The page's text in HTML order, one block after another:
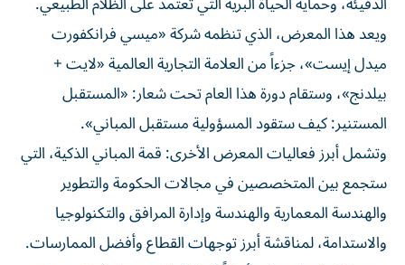
ويعد هذا المعرض، الذي تنظمه شركة «ميسي فرانكفورت
ميدل إيست»، جزءاً من العلامة التجارية العالمية «لايت +
بيلدنج»، وستقام دورة هذا العام تحت شعار: «المستقبل
المستنير: كيف ستقود المسؤولية مستقبل المباني».
وتشمل أبرز فعاليات المعرض الأخرى: قمة المباني الذكية، التي
ستجمع بين المتخصصين في مجالات الحكومة والتطوير
والهندسة المعمارية والهندسة وإدارة المرافق والتكنولوجيا
والاستدامة، لمناقشة أبرز توجهات القطاع وأفضل الممارسات.